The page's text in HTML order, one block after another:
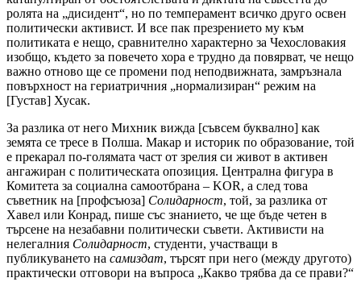
ролята на „дисидент“, но по темперамент всичко друго освен
политически активист. И все пак презрението му към
политиката е нещо, сравнително характерно за Чехословакия
изобщо, където за повечето хора е трудно да повярват, че нещо
важно отново ще се промени под неподвижната, замръзнала
повърхност на гериатричния „нормализиран“ режим на
[Густав] Хусак.
За разлика от него Михник вижда [съвсем буквално] как
земята се тресе в Полша. Макар и историк по образование, той
е прекарал по-голямата част от зрелия си живот в активен
ангажиран с политическата опозиция. Централна фигура в
Комитета за социална самоотбрана – KOR, а след това
съветник на [профсъюза] Солидарност, той, за разлика от
Хавел или Конрад, пише със знанието, че ще бъде четен в
търсене на незабавни политически съвети. Активисти на
нелегалния Солидарност, студенти, участващи в
публикуването на самиздат, търсят при него (между другото)
практически отговори на въпроса „Какво трябва да се прави?“